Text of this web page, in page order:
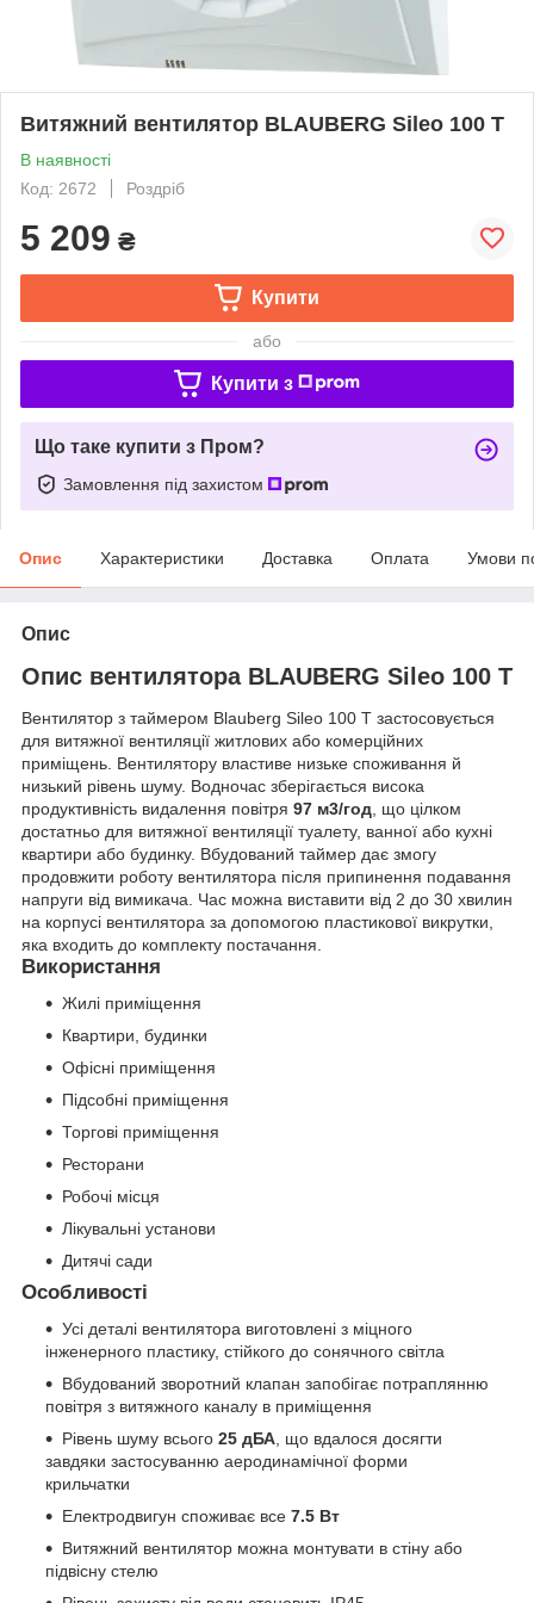
Витяжний вентилятор BLAUBERG Sileo 100 T
В наявності
Код: 2672
Роздріб
5 209 ₴
Купити
або
Купити з
Що таке купити з Пром?
Замовлення під захистом
Опис Характеристики Доставка Оплата Умови
Опис
Опис вентилятора BLAUBERG Sileo 100 T
Вентилятор з таймером Blauberg Sileo 100 T застосовується
для витяжної вентиляції житлових або комерційних
приміщень. Вентилятору властиве низьке споживання й
низький рівень шуму. Водночас зберігається висока
продуктивність видалення повітря 97 м3/год, що цілком
достатньо для витяжної вентиляції туалету, ванної або кухні
квартири або будинку. Вбудований таймер дає змогу
продовжити роботу вентилятора після припинення подавання
напруги від вимикача. Час можна виставити від 2 до 30 хвилин
на корпусі вентилятора за допомогою пластикової викрутки,
яка входить до комплекту постачання.
Використання
Жилі приміщення
Квартири, будинки
Офісні приміщення
Підсобні приміщення
Торгові приміщення
Ресторани
Робочі місця
Лікувальні установи
Дитячі сади
Особливості
Усі деталі вентилятора виготовлені з міцного
інженерного пластику, стійкого до сонячного світла
Вбудований зворотний клапан запобігає потраплянню
повітря з витяжного каналу в приміщення
Рівень шуму всього 25 дБА , що вдалося досягти
завдяки застосуванню аеродинамічної форми
крильчатки
Електродвигун споживає все 7.5 Вт
Витяжний вентилятор можна монтувати в стіну або
підвісну стелю